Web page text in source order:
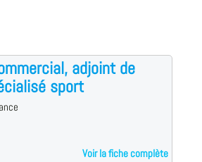
adjoint de
sport
Voir la fiche complète